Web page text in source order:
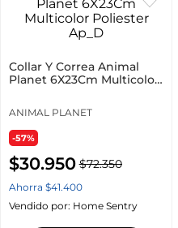
Collar Y Correa Animal
Planet 6X23Cm Multicolor
ANIMAL PLANET
-57%
$30.950 $72.350
Ahorra $41.400
Vendido por: Home Sentry